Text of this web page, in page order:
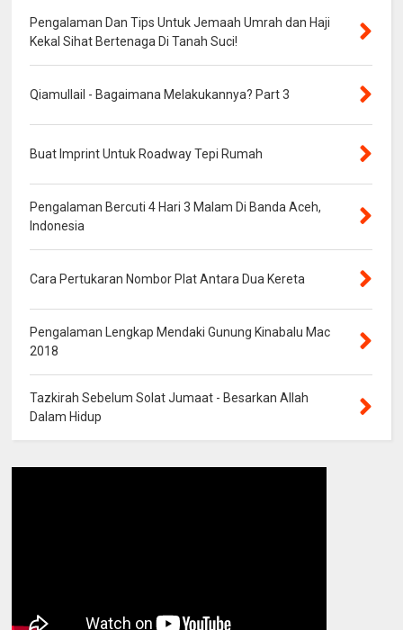
Pengalaman Dan Tips Untuk Jemaah Umrah dan Haji
Kekal Sihat Bertenaga Di Tanah Suci!
Qiamullail - Bagaimana Melakukannya? Part 3
Buat Imprint Untuk Roadway Tepi Rumah
Pengalaman Bercuti 4 Hari 3 Malam Di Banda Aceh,
Indonesia
Cara Pertukaran Nombor Plat Antara Dua Kereta
Pengalaman Lengkap Mendaki Gunung Kinabalu Mac
2018
Tazkirah Sebelum Solat Jumaat - Besarkan Allah
Dalam Hidup